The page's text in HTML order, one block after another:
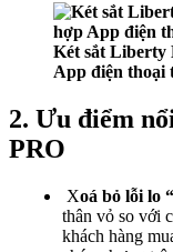
Két sắt Liberty
App điện thoại
2. Ưu điểm
PRO
Xoá bỏ lỗi lo
thân vỏ so với
khách hàng